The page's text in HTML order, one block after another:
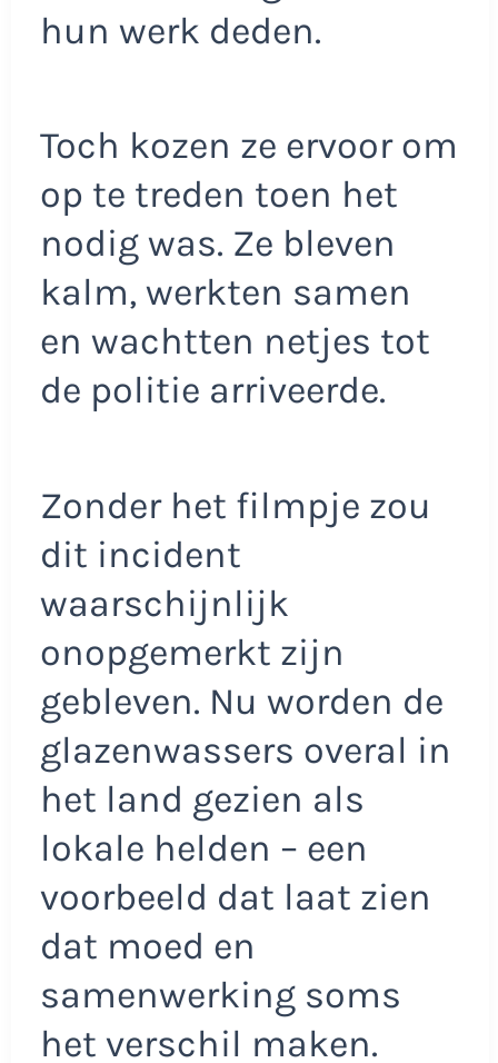
hun werk deden.
Toch kozen ze ervoor om
op te treden toen het
nodig was. Ze bleven
kalm, werkten samen
en wachtten netjes tot
de politie arriveerde.
Zonder het filmpje zou
dit incident
waarschijnlijk
onopgemerkt zijn
gebleven. Nu worden de
glazenwassers overal in
het land gezien als
lokale helden – een
voorbeeld dat laat zien
dat moed en
samenwerking soms
het verschil maken.